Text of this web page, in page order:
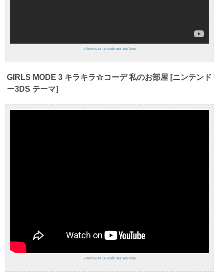
› Retrouvez la vidéo sur YouTube
GIRLS MODE 3 キラキラ☆コーデ 私のお部屋 [ニンテンド
ー3DS テーマ]
› Retrouvez la vidéo sur YouTube